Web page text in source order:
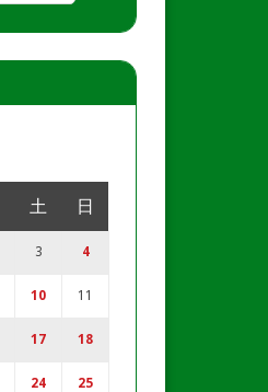
土 日
3 4
10 11
17 18
24 25